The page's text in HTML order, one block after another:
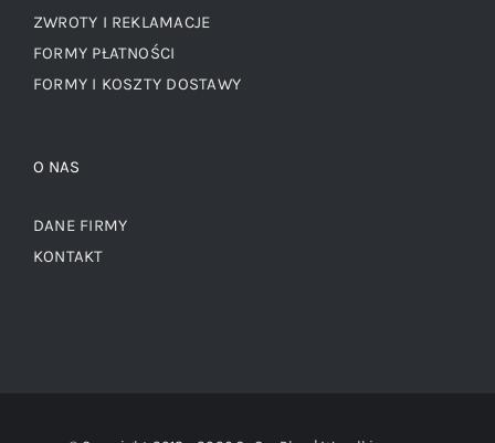
ZWROTY I REKLAMACJE
FORMY PŁATNOŚCI
FORMY I KOSZTY DOSTAWY
O NAS
DANE FIRMY
KONTAKT